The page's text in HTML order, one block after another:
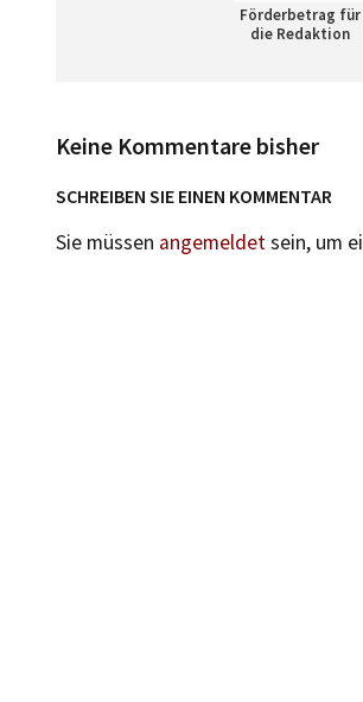
Förderbetrag für
die Redaktion
Keine Kommentare bisher
SCHREIBEN SIE EINEN KOMMENTAR
Sie müssen angemeldetsein, um